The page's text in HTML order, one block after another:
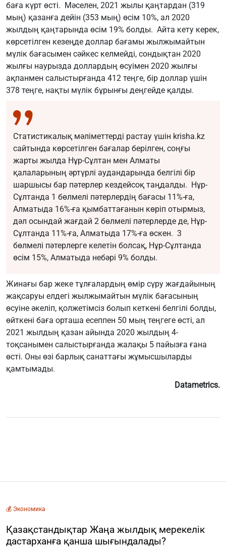
баға күрт өсті. Мәселен, 2021 жылы қаңтардан (319
мың) қазанға дейін (353 мың) өсім 10%, ал 2020
жылдың қаңтарында өсім 19% болды. Айта кету керек,
көрсетілген кезеңде доллар бағамы жылжымайтын
мүлік бағасымен сәйкес келмейді, сондықтан 2020
жылғы наурызда доллардың өсуімен 2020 жылғы
ақпанмен салыстырғанда 412 теңге, бір доллар үшін
378 теңге, нақты мүлік бұрынғы деңгейде қалды.
Статистикалық мәліметтерді растау үшін krisha.kz
сайтында көрсетілген бағалар берілген, соңғы
жарты жылда Нұр-Сұлтан мен Алматы
қалаларының әртүрлі аудандарында белгілі бір
шаршысы бар пәтерлер кездейсоқ таңдалды. Нұр-
Сұлтанда 1 бөлмелі пәтерлердің бағасы 11%-ға,
Алматыда 16%-ға қымбаттағанын көріп отырмыз,
дәл осындай жағдай 2 бөлмелі пәтерлерде де, Нұр-
Сұлтанда 11%-ға, Алматыда 17%-ға өскен. 3
бөлмелі пәтерлерге келетін болсақ, Нұр-Сұлтанда
өсім 15%, Алматыда небәрі 9% болды.
Жинағы бар жеке тұлғалардың өмір сүру жағдайының
жақсаруы елдегі жылжымайтын мүлік бағасының
өсуіне әкеліп, қолжетімсіз болып кеткені белгілі болды,
өйткені баға орташа есеппен 50 мың теңгеге өсті, ал
2021 жылдың қазан айында 2020 жылдың 4-
тоқсанымен салыстырғанда жалақы 5 пайызға ғана
өсті. Оны өзі барлық санаттағы жұмысшыларды
қамтымады.
Datametrics.
💰 Экономика
Қазақстандықтар Жаңа жылдық мерекелік
дастарханға қанша шығындалады?